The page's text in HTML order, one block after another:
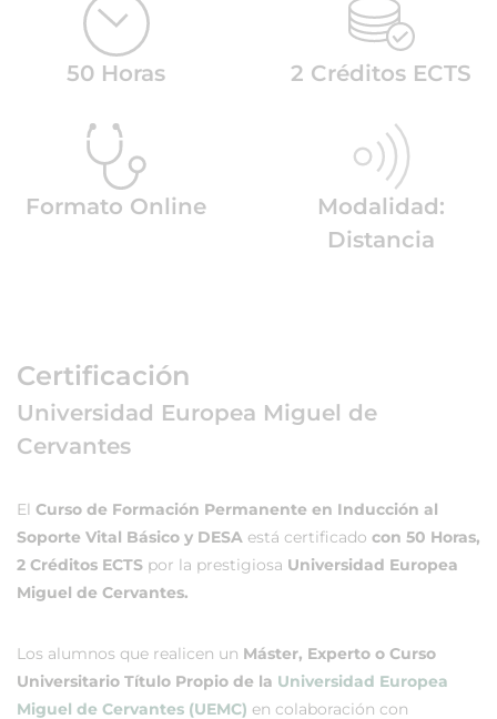
50 Horas 2 Créditos ECTS
Formato Online
Modalidad:
Distancia
Certificación
Universidad Europea Miguel de
Cervantes
El Curso de Formación Permanente en Inducción al
Soporte Vital Básico y DESA está certificado con 50 Horas,
2 Créditos ECTS por la prestigiosa Universidad Europea
Miguel de Cervantes.
Los alumnos que realicen un Máster, Experto o Curso
Universitario Título Propio de la Universidad Europea
Miguel de Cervantes (UEMC) en colaboración con